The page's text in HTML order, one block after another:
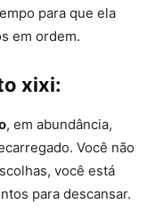
para que ela
em ordem.
xixi:
, em abundância,
Você não
você está
para descansar.